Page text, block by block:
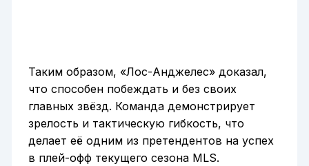
Таким образом, «Лос-Анджелес» доказал,
что способен побеждать и без своих
главных звёзд. Команда демонстрирует
зрелость и тактическую гибкость, что
делает её одним из претендентов на успех
в плей-офф текущего сезона MLS.